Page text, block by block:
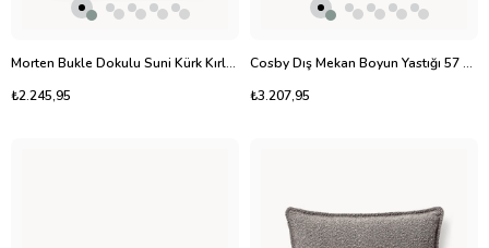
Morten Bukle Dokulu Suni Kürk Kırlent Kılıfı 40x40 cm
₺2.245,95
Cosby Dış Mekan Boyun Yastığı 57 cm Su İtici
₺3.207,95